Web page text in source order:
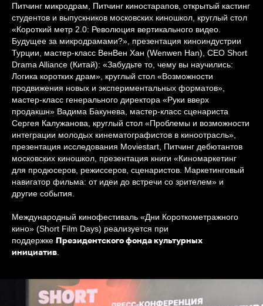
Питчинг микродрам, Питчинг киностарапов, открытый кастинг
студентов и выпускников московских киношкол, круглый стол
«Короткий метр 2.0: Революция вертикального видео.
Будущее за микродрамами?», презентация киноиндустрии
Турции, мастер-класс ВенВен Хан (Wenwen Han), CEO Short
Drama Alliance (Китай): «Забудьте то, чему вы научились:
Логика коротких драм», круглый стол «Возможности
продвижения новых и экспериментальных форматов»,
мастер-класс генерального директора «Руки вверх
продакшн» Вадима Бакунева, мастер-класс сценариста
Сергея Калужанова, круглый стол «Проблемы и возможности
интеграции молодых кинематографистов в киноотрасль»,
презентация исследования Moviestart, Питчинг дебютантов
московских киношкол, презентация книги «Киномаркетинг
для продюсеров, режиссеров, сценаристов. Маркетинговый
навигатор фильма: от идеи до встречи со зрителем» и
другие события.
Международный кинофестиваль «Дни Короткометражного
кино» (Short Film Days) реализуется при
поддержке Президентского фонда культурных
инициатив.